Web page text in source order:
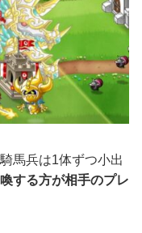
馬兵は1体ずつ小出
する方が相手のプレ